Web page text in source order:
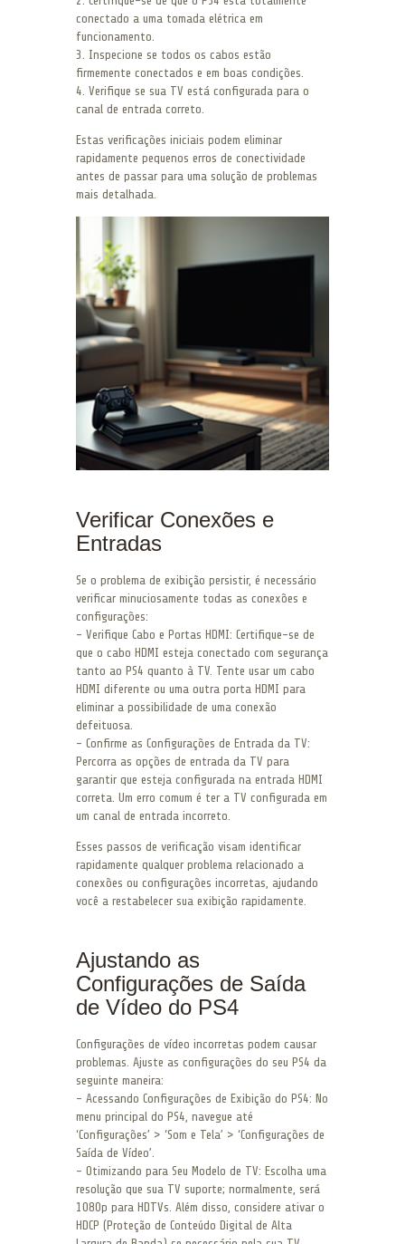
conectado a uma tomada elétrica em
funcionamento.
3. Inspecione se todos os cabos estão
firmemente conectados e em boas condições.
4. Verifique se sua TV está configurada para o
canal de entrada correto.
Estas verificações iniciais podem eliminar
rapidamente pequenos erros de conectividade
antes de passar para uma solução de problemas
mais detalhada.
Verificar Conexões e
Entradas
Se o problema de exibição persistir, é necessário
verificar minuciosamente todas as conexões e
configurações:
– Verifique Cabo e Portas HDMI: Certifique-se de
que o cabo HDMI esteja conectado com segurança
tanto ao PS4 quanto à TV. Tente usar um cabo
HDMI diferente ou uma outra porta HDMI para
eliminar a possibilidade de uma conexão
defeituosa.
– Confirme as Configurações de Entrada da TV:
Percorra as opções de entrada da TV para
garantir que esteja configurada na entrada HDMI
correta. Um erro comum é ter a TV configurada em
um canal de entrada incorreto.
Esses passos de verificação visam identificar
rapidamente qualquer problema relacionado a
conexões ou configurações incorretas, ajudando
você a restabelecer sua exibição rapidamente.
Ajustando as
Configurações de Saída
de Vídeo do PS4
Configurações de vídeo incorretas podem causar
problemas. Ajuste as configurações do seu PS4 da
seguinte maneira:
– Acessando Configurações de Exibição do PS4: No
menu principal do PS4, navegue até
‘Configurações’ > ‘Som e Tela’ > ‘Configurações de
Saída de Vídeo’.
– Otimizando para Seu Modelo de TV: Escolha uma
resolução que sua TV suporte; normalmente, será
1080p para HDTVs. Além disso, considere ativar o
HDCP (Proteção de Conteúdo Digital de Alta